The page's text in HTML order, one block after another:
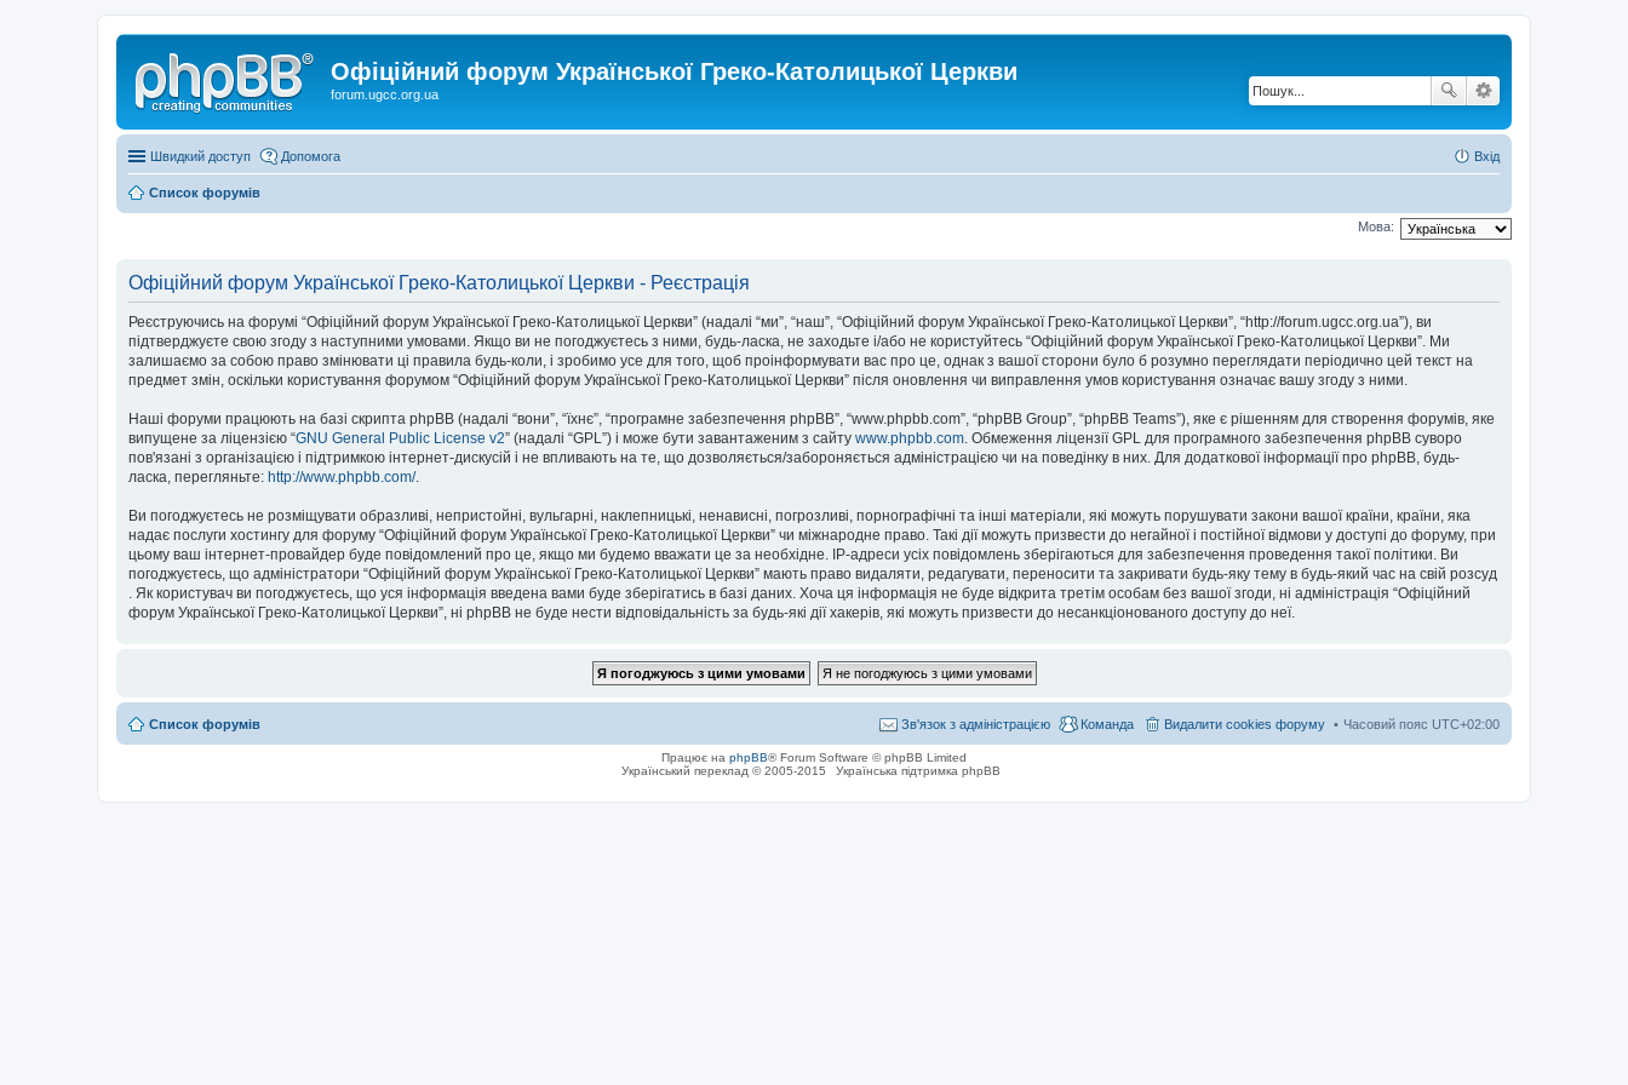
Офіційний форум Української Греко-Католицької Церкви
forum.ugcc.org.ua
Швидкий доступ Допомога Вхід
Список форумів
Мова:
Офіційний форум Української Греко-Католицької Церкви - Реєстрація
Реєструючись на форумі “Офіційний форум Української Греко-Католицької Церкви” (надалі “ми”, “наш”, “Офіційний форум Української Греко-Католицької Церкви”, “http://forum.ugcc.org.ua”), ви
підтверджуєте свою згоду з наступними умовами. Якщо ви не погоджуєтесь з ними, будь-ласка, не заходьте і/або не користуйтесь “Офіційний форум Української Греко-Католицької Церкви”. Ми
залишаємо за собою право змінювати ці правила будь-коли, і зробимо усе для того, щоб проінформувати вас про це, однак з вашої сторони було б розумно переглядати періодично цей текст на
предмет змін, оскільки користування форумом “Офіційний форум Української Греко-Католицької Церкви” після оновлення чи виправлення умов користування означає вашу згоду з ними.
Наші форуми працюють на базі скрипта phpBB (надалі “вони”, “їхнє”, “програмне забезпечення phpBB”, “www.phpbb.com”, “phpBB Group”, “phpBB Teams”), яке є рішенням для створення форумів, яке
випущене за ліцензією “GNU General Public License v2” (надалі “GPL”) і може бути завантаженим з сайту www.phpbb.com. Обмеження ліцензії GPL для програмного забезпечення phpBB суворо
пов'язані з організацією і підтримкою інтернет-дискусій і не впливають на те, що дозволяється/забороняється адміністрацією чи на поведінку в них. Для додаткової інформації про phpBB, будь-
ласка, перегляньте: http://www.phpbb.com/.
Ви погоджуєтесь не розміщувати образливі, непристойні, вульгарні, наклепницькі, ненависні, погрозливі, порнографічні та інші матеріали, які можуть порушувати закони вашої країни, країни, яка
надає послуги хостингу для форуму “Офіційний форум Української Греко-Католицької Церкви” чи міжнародне право. Такі дії можуть призвести до негайної і постійної відмови у доступі до форуму, при
цьому ваш інтернет-провайдер буде повідомлений про це, якщо ми будемо вважати це за необхідне. IP-адреси усіх повідомлень зберігаються для забезпечення проведення такої політики. Ви
погоджуєтесь, що адміністратори “Офіційний форум Української Греко-Католицької Церкви” мають право видаляти, редагувати, переносити та закривати будь-яку тему в будь-який час на свій розсуд
. Як користувач ви погоджуєтесь, що уся інформація введена вами буде зберігатись в базі даних. Хоча ця інформація не буде відкрита третім особам без вашої згоди, ні адміністрація “Офіційний
форум Української Греко-Католицької Церкви”, ні phpBB не буде нести відповідальність за будь-які дії хакерів, які можуть призвести до несанкціонованого доступу до неї.
Список форумів Часовий пояс UTC+02:00
Видалити cookies форуму
Команда
Зв'язок з адміністрацією
Працює на phpBB® Forum Software © phpBB Limited
Український переклад © 2005-2015
Українська підтримка phpBB